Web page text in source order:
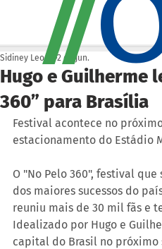
Hugo e Guilherme
360” para Brasília
Sidiney Leonis 2 de jun.
Festival acontece no
estacionamento do Estádio
O "No Pelo 360", festival
dos maiores sucessos do
reuniu mais de 30 mil fãs e
Idealizado por Hugo e
capital do Brasil no próximo